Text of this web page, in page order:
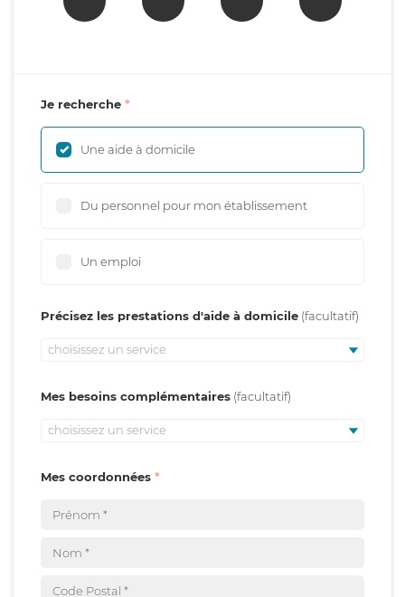
Je recherche
Une aide à domicile
Du personnel pour mon établissement
Un emploi
Précisez les prestations d'aide à domicile
choisissez un service
Mes besoins complémentaires
choisissez un service
Mes coordonnées